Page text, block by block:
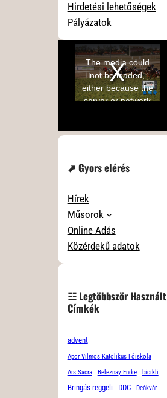
Hirdetési lehetőségek
Pályázatok
⬈ Gyors elérés
Hírek
Műsorok
Online Adás
Közérdekű adatok
☳ Legtöbbször Használt
Címkék
advent
Apor Vilmos Katolikus Főiskola
Ars Sacra
Beleznay Endre bicikli
Bringás reggeli DDC
Deákvár